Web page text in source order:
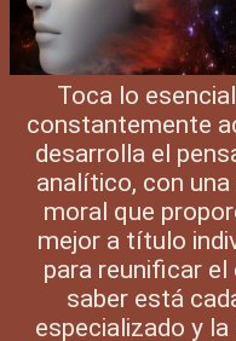
Toca lo
constantemente
desarrolla el
analítico, con
moral que
mejor a título
para reunificar
saber está
especializado y